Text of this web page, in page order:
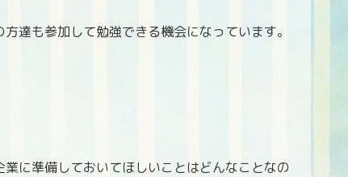
達も参加して勉強できる機会になっています。
に準備しておいてほしいことはどんなことなの